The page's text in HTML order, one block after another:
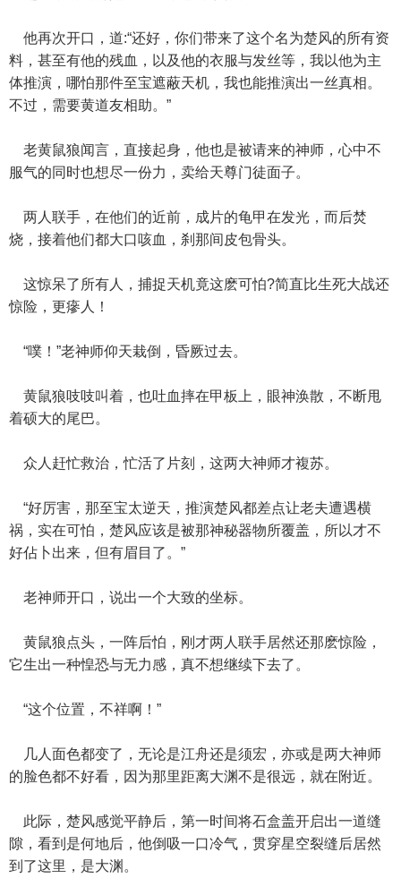
他再次开口，道:“还好，你们带来了这个名为楚风的所有资
料，甚至有他的残血，以及他的衣服与发丝等，我以他为主
体推演，哪怕那件至宝遮蔽天机，我也能推演出一丝真相。
不过，需要黄道友相助。”
老黄鼠狼闻言，直接起身，他也是被请来的神师，心中不
服气的同时也想尽一份力，卖给天尊门徒面子。
两人联手，在他们的近前，成片的龟甲在发光，而后焚
烧，接着他们都大口咳血，刹那间皮包骨头。
这惊呆了所有人，捕捉天机竟这麽可怕?简直比生死大战还
惊险，更瘮人！
“噗！”老神师仰天栽倒，昏厥过去。
黄鼠狼吱吱叫着，也吐血摔在甲板上，眼神涣散，不断甩
着硕大的尾巴。
众人赶忙救治，忙活了片刻，这两大神师才複苏。
“好厉害，那至宝太逆天，推演楚风都差点让老夫遭遇横
祸，实在可怕，楚风应该是被那神秘器物所覆盖，所以才不
好佔卜出来，但有眉目了。”
老神师开口，说出一个大致的坐标。
黄鼠狼点头，一阵后怕，刚才两人联手居然还那麽惊险，
它生出一种惶恐与无力感，真不想继续下去了。
“这个位置，不祥啊！”
几人面色都变了，无论是江舟还是须宏，亦或是两大神师
的脸色都不好看，因为那里距离大渊不是很远，就在附近。
此际，楚风感觉平静后，第一时间将石盒盖开启出一道缝
隙，看到是何地后，他倒吸一口冷气，贯穿星空裂缝后居然
到了这里，是大渊。